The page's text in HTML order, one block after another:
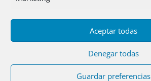
Aceptar todas
Denegar todas
Guardar preferencias
Servicios Fotos
Placas solares
Ofertas 2025/26